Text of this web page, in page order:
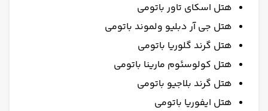
هتل اسکای تاور باتومی
هتل جی آر دبلیو ولموند باتومی
هتل گرند گلوریا باتومی
هتل کولوسئوم مارینا باتومی
هتل گرند بلاجیو باتومی
هتل ایفوریا باتومی